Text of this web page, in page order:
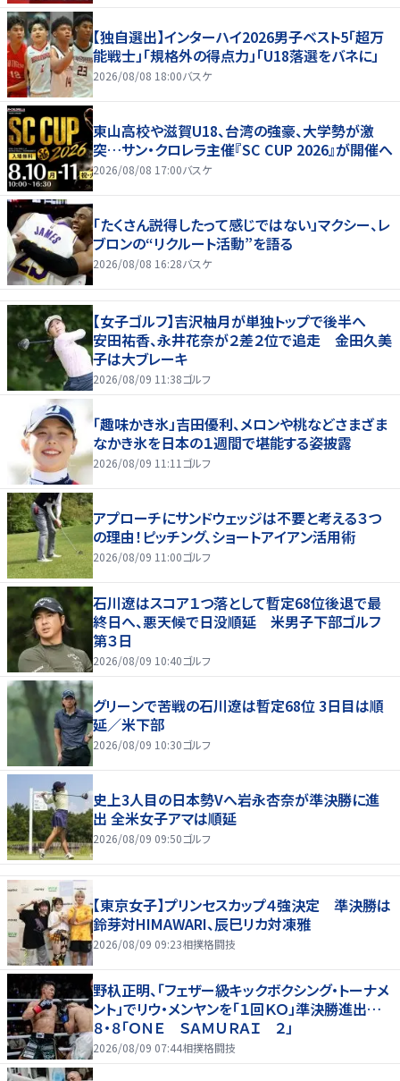
【独自選出】インターハイ2026男子ベスト5「超万
能戦士」「規格外の得点力」「U18落選をバネに」
2026/08/08 18:00バスケ
東山高校や滋賀U18、台湾の強豪、大学勢が激
突…サン・クロレラ主催『SC CUP 2026』が開催へ
2026/08/08 17:00バスケ
「たくさん説得したって感じではない」マクシー、レ
ブロンの“リクルート活動”を語る
2026/08/08 16:28バスケ
【女子ゴルフ】吉沢柚月が単独トップで後半へ
安田祐香、永井花奈が２差２位で追走 金田久美
子は大ブレーキ
2026/08/09 11:38ゴルフ
「趣味かき氷」吉田優利、メロンや桃などさまざま
なかき氷を日本の１週間で堪能する姿披露
2026/08/09 11:11 ゴルフ
アプローチにサンドウェッジは不要と考える３つ
の理由！ピッチング、ショートアイアン活用術
2026/08/09 11:00ゴルフ
石川遼はスコア１つ落として暫定68位後退で最
終日へ、悪天候で日没順延 米男子下部ゴルフ
第３日
2026/08/09 10:40ゴルフ
グリーンで苦戦の石川遼は暫定68位 3日目は順
延／米下部
2026/08/09 10:30ゴルフ
史上3人目の日本勢Vへ岩永杏奈が準決勝に進
出 全米女子アマは順延
2026/08/09 09:50ゴルフ
【東京女子】プリンセスカップ４強決定 準決勝は
鈴芽対HIMAWARI、辰巳リカ対凍雅
2026/08/09 09:23相撲格闘技
野杁正明、「フェザー級キックボクシング・トーナメ
ント」でリウ・メンヤンを「１回ＫＯ」準決勝進出…
８・８「ＯＮＥ ＳＡＭＵＲＡＩ ２」
2026/08/09 07:44相撲格闘技